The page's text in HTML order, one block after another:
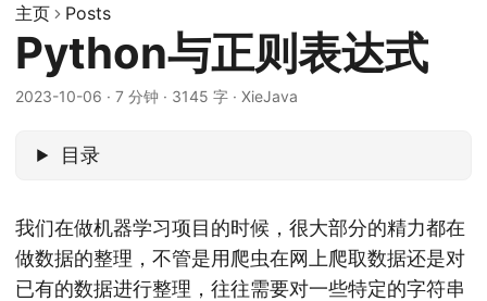
主页 Posts
Python与正则表达式
2023-10-06 · 7 分钟 · 3145 字 · XieJava
目录
我们在做机器学习项目的时候，很大部分的精力都在
做数据的整理，不管是用爬虫在网上爬取数据还是对
已有的数据进行整理，往往需要对一些特定的字符串